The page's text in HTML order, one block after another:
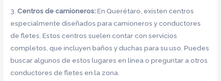
3.Centros de camioneros:En Querétaro, existen centros
especialmente diseñados para camioneros y conductores
de fletes. Estos centros suelen contar con servicios
completos, que incluyen baños y duchas para su uso. Puedes
buscar algunos de estos lugares en línea o preguntar a otros
conductores de fletes en la zona.